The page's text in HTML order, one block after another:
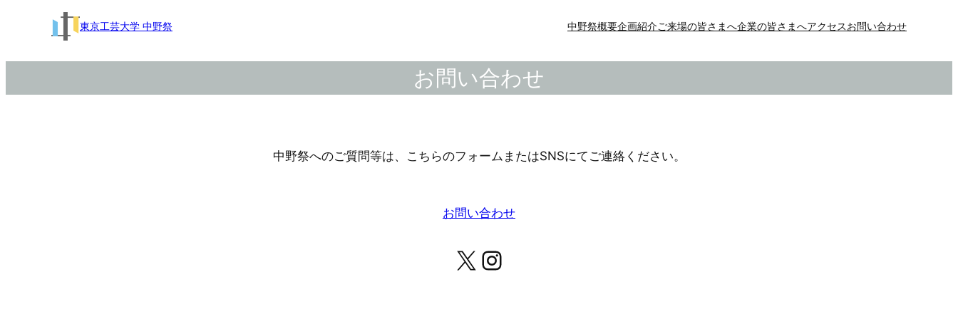
東京工芸大学 中野祭 中野祭概要企画紹介ご来場の皆さまへ企業の皆さまへアクセスお問い合わせ
お問い合わせ
中野祭へのご質問等は、こちらのフォームまたはSNSにてご連絡ください。
お問い合わせ
X Instagram